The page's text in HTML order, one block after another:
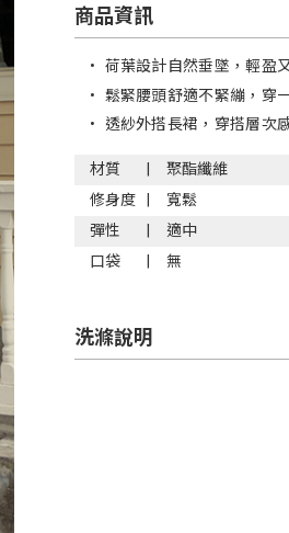
商品資訊
• 荷葉設計自然垂墜，輕盈
• 鬆緊腰頭舒適不緊繃，穿
• 透紗外搭長裙，穿搭層次
材質
聚酯纖維
修身度
寬鬆
彈性
適中
口袋
無
洗滌說明